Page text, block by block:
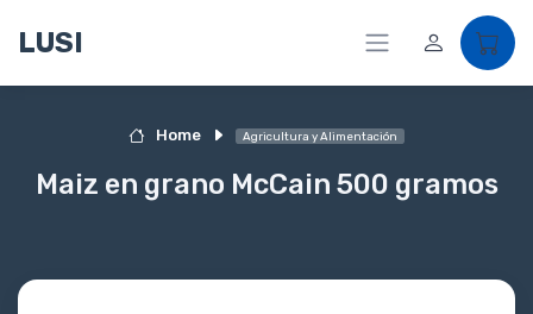
LUSI
Home Agricultura y Alimentación
Maiz en grano McCain 500 gramos